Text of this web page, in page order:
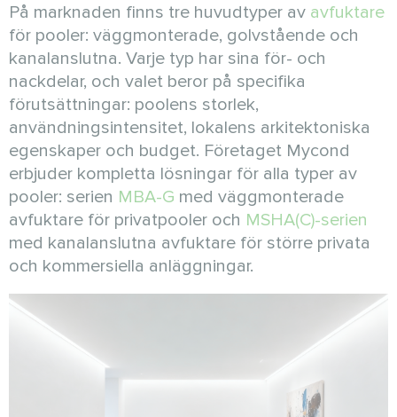
På marknaden finns tre huvudtyper av avfuktare
för pooler: väggmonterade, golvstående och
kanalanslutna. Varje typ har sina för- och
nackdelar, och valet beror på specifika
förutsättningar: poolens storlek,
användningsintensitet, lokalens arkitektoniska
egenskaper och budget. Företaget Mycond
erbjuder kompletta lösningar för alla typer av
pooler: serien MBA-G med väggmonterade
avfuktare för privatpooler och MSHA(C)-serien
med kanalanslutna avfuktare för större privata
och kommersiella anläggningar.